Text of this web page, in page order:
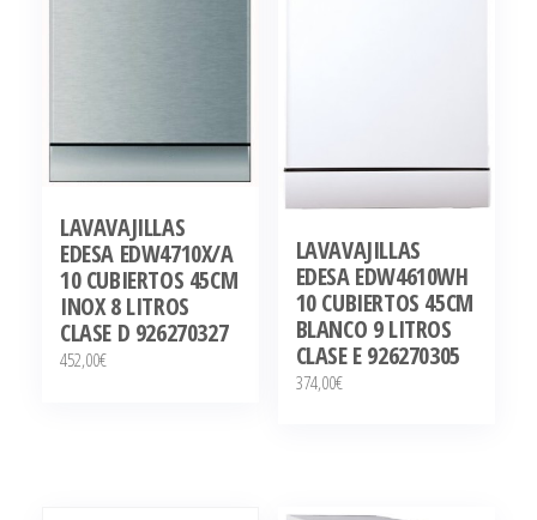
LAVAVAJILLAS
EDESA EDW4710X/A
10 CUBIERTOS 45CM
INOX 8 LITROS
CLASE D 926270327
452,00€
LAVAVAJILLAS
EDESA EDW4610WH
10 CUBIERTOS 45CM
BLANCO 9 LITROS
CLASE E 926270305
374,00€